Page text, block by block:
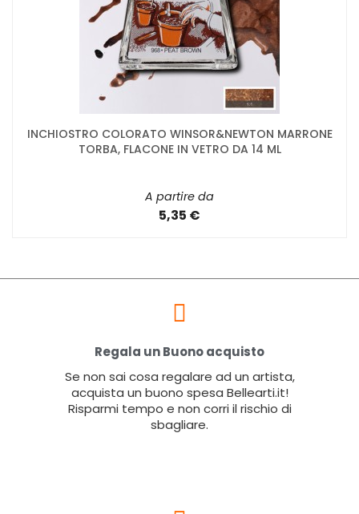
INCHIOSTRO COLORATO WINSOR&NEWTON MARRONE
TORBA, FLACONE IN VETRO DA 14 ML
A partire da
5,35 €
Regala un Buono acquisto
Se non sai cosa regalare ad un artista,
acquista un buono spesa Bellearti.it!
Risparmi tempo e non corri il rischio di
sbagliare.